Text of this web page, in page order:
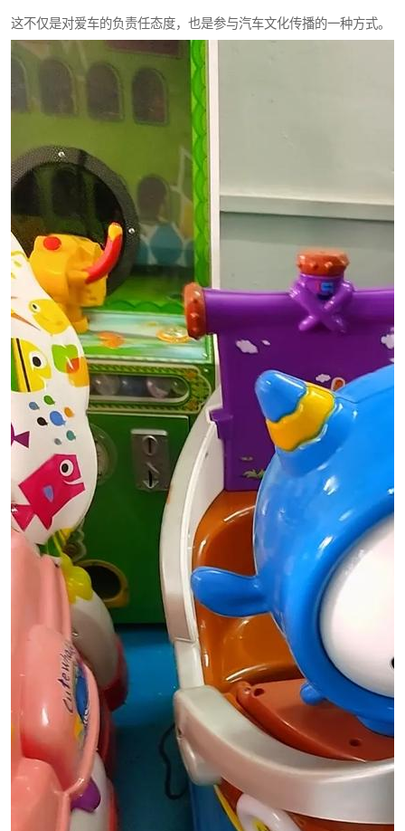
这不仅是对爱车的负责任态度，也是参与汽车文化传播的一种方式。